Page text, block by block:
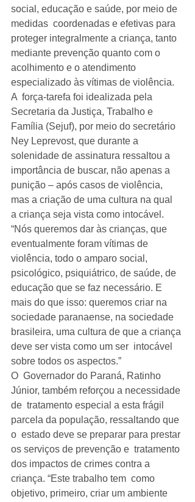
social, educação e saúde, por meio de
medidas  coordenadas e efetivas para
proteger integralmente a criança, tanto
mediante prevenção quanto com o
acolhimento e o atendimento
especializado às vítimas de violência.
A  força-tarefa foi idealizada pela
Secretaria da Justiça, Trabalho e
Família (Sejuf), por meio do secretário
Ney Leprevost, que durante a
solenidade de assinatura ressaltou a
importância de buscar, não apenas a
punição – após casos de violência,
mas a criação de uma cultura na qual
a criança seja vista como intocável.
“Nós queremos dar às crianças, que
eventualmente foram vítimas de
violência, todo o amparo social,
psicológico, psiquiátrico, de saúde, de
educação que se faz necessário. E
mais do que isso: queremos criar na
sociedade paranaense, na sociedade
brasileira, uma cultura de que a criança
deve ser vista como um ser  intocável
sobre todos os aspectos.”
O  Governador do Paraná, Ratinho
Júnior, também reforçou a necessidade
de  tratamento especial a esta frágil
parcela da população, ressaltando que
o  estado deve se preparar para prestar
os serviços de prevenção e  tratamento
dos impactos de crimes contra a
criança. “Este trabalho tem  como
objetivo, primeiro, criar um ambiente